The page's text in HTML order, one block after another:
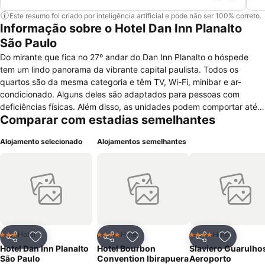
Este resumo foi criado por inteligência artificial e pode não ser 100% correto.
Informação sobre o Hotel Dan Inn Planalto
São Paulo
Do mirante que fica no 27º andar do Dan Inn Planalto o hóspede
tem um lindo panorama da vibrante capital paulista. Todos os
quartos são da mesma categoria e têm TV, Wi-Fi, minibar e ar-
condicionado. Alguns deles são adaptados para pessoas com
deficiências físicas. Além disso, as unidades podem comportar até
três hóspedes. A área de eventos recebe até 605 participantes.
Restaurante Sampa, no Internet Bar e Café ou com a utilização do
dez minutos até a Rua 25 de Março, a Praça da República, o
Theatro Municipal, a Pinacoteca do Estado e a estação de metrô
São Bento.
Comparar com estadias semelhantes
Alojamento selecionado
PartilharAdicionar aos favoritos
3 Estrelas
Hotel
Hotel Dan Inn Planalto
São Paulo
Alojamentos semelhantes
PartilharAdicionar aos favoritos
4 EstrelasHotel
Hotel Bourbon
Convention Ibirapuera
Partilhar
4 EstrelasHotel
Slaviero
Aeroporto